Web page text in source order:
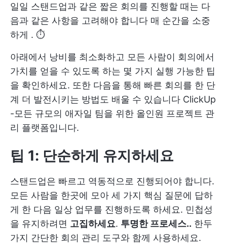
일일 스탠드업과 같은 짧은 회의를 진행할 때는 다
음과 같은 사항을 고려해야 합니다 매 순간을 소중
하게 . ⏱️
아래에서 낭비를 최소화하고 모든 사람이 회의에서
가치를 얻을 수 있도록 하는 몇 가지 실행 가능한 팁
을 확인하세요. 또한 다음을 통해 빠른 회의를 한 단
계 더 발전시키는 방법도 배울 수 있습니다 ClickUp
-모든 규모의 애자일 팀을 위한 올인원 프로젝트 관
리 플랫폼입니다.
팁 1: 단순하게 유지하세요
스탠드업은 빠르고 역동적으로 진행되어야 합니다.
모든 사람을 한곳에 모아 세 가지 핵심 질문에 답하
게 한 다음 일상 업무를 진행하도록 하세요. 민첩성
을 유지하려면 고집하세요. 투명한 프로세스.. 한두
가지 간단한 회의 관리 도구와 함께 사용하세요.